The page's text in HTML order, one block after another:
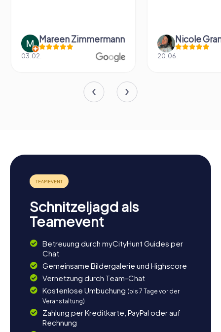
Mareen Zimmermann
03.02.
Nicole
20.06.
Schnitzeljagd als
Teamevent
Betreuung durch myCityHunt Guides per
Chat
Gemeinsame Bildergalerie und Highscore
Vernetzung durch Team-Chat
Kostenlose Umbuchung (bis 7 Tage vor der
Veranstaltung)
Zahlung per Kreditkarte, PayPal oder auf
Rechnung